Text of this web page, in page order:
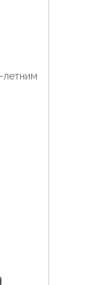
летним